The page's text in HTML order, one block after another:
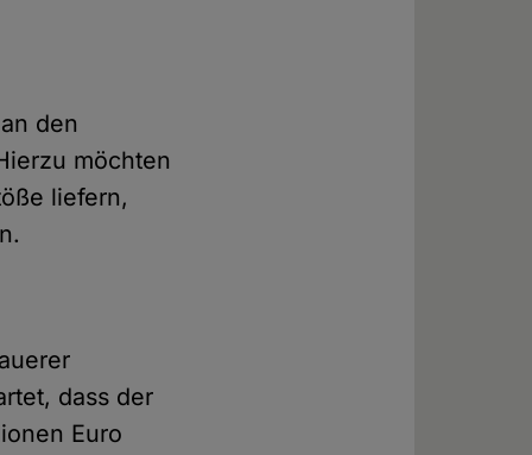
den
möchten
liefern,
dass der
Euro